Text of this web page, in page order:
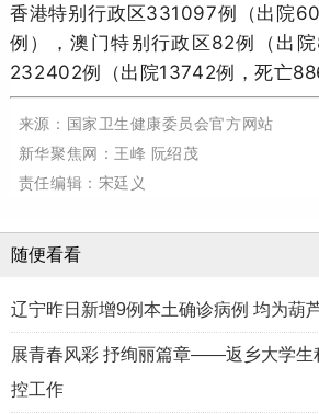
香港特别行政区331097例（出院
例），澳门特别行政区82例（出
232402例（出院13742例，死亡
来源：国家卫生健康委员会官方网站
新华聚焦网：王峰 阮绍茂
责任编辑：宋廷义
随便看看
辽宁昨日新增9例本土确诊病例 均为葫
展青春风彩 抒绚丽篇章——返乡大学生
控工作